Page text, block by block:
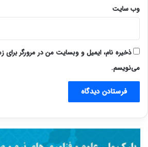
وب‌ سایت
ذخیره نام، ایمیل و وبسایت من در مرورگر برای
می‌نویسم.